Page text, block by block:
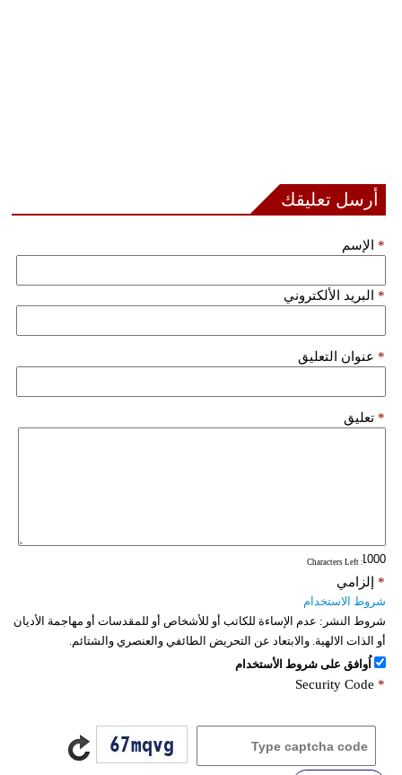
سيارات
أرسل تعليقك
الإسم *
البريد الألكتروني *
عنوان التعليق *
تعليق *
: Characters Left
إلزامي *
شروط الاستخدام
شروط النشر: عدم الإساءة للكاتب أو للأشخاص أو للمقدسات أو مهاجمة الأديان
أو الذات الالهية. والابتعاد عن التحريض الطائفي والعنصري والشتائم.
اُوافق على شروط الأستخدام
Security Code *